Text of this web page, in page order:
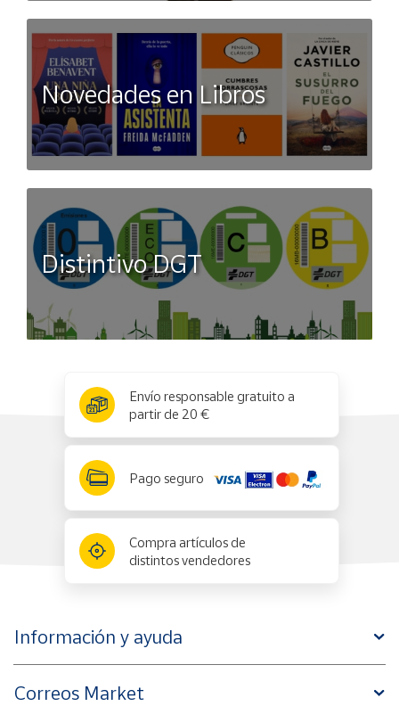
Novedades en Libros
Distintivo DGT
Envío responsable gratuito a
partir de 20 €
Pago seguro
Compra artículos de
distintos vendedores
Información y ayuda
Correos Market